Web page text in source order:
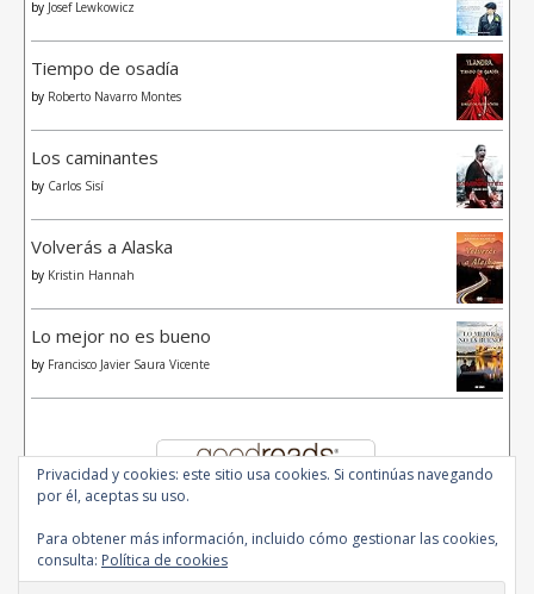
by Josef Lewkowicz
Tiempo de osadía
by Roberto Navarro Montes
Los caminantes
by Carlos Sisí
Volverás a Alaska
by Kristin Hannah
Lo mejor no es bueno
by Francisco Javier Saura Vicente
© 2020 - All Rights Reserved.
Privacidad y cookies: este sitio usa cookies. Si continúas navegando
por él, aceptas su uso.
Para obtener más información, incluido cómo gestionar las cookies,
consulta: Política de cookies